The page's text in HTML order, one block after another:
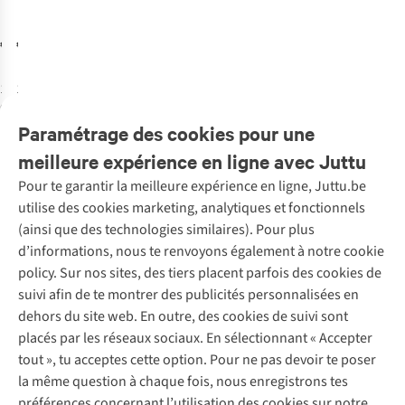
Village
€13,00
1
couleur
disponible
Au Numéro
€20,15
1
Paramétrage des cookies pour une
meilleure expérience en ligne avec Juttu
Pour te garantir la meilleure expérience en ligne, Juttu.be
utilise des cookies marketing, analytiques et fonctionnels
(ainsi que des technologies similaires). Pour plus
d’informations, nous te renvoyons également à notre cookie
policy. Sur nos sites, des tiers placent parfois des cookies de
suivi afin de te montrer des publicités personnalisées en
dehors du site web. En outre, des cookies de suivi sont
placés par les réseaux sociaux. En sélectionnant « Accepter
tout », tu acceptes cette option. Pour ne pas devoir te poser
la même question à chaque fois, nous enregistrons tes
Service client
Questions fréquentes
Commander
Payer
10 % réduction étudiants
Klarna : post-paiement
Livraison
Retourner
Rétractation d'une commande
Nos services
Vintage - ReJUsed
Atelier de couture
Personal shopping
Boîte à vêtements
Événements / ateliers
Juttu
Qui sommes-nous ?
Juttu Friends
Inspiration
Abonne-toi à la newsletter